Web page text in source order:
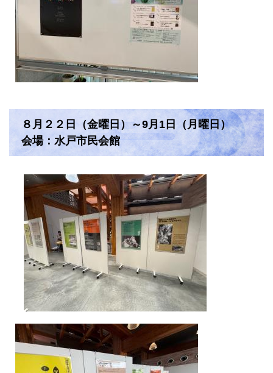
８月２２日（金曜日）～9月1日（月曜日）
会場：水戸市民会館